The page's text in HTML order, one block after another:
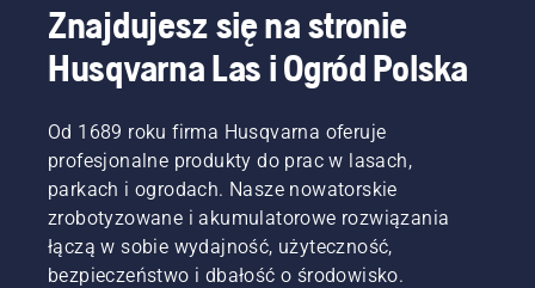
Znajdujesz się na stronie
Husqvarna Las i Ogród Polska
Od 1689 roku firma Husqvarna oferuje
profesjonalne produkty do prac w lasach,
parkach i ogrodach. Nasze nowatorskie
zrobotyzowane i akumulatorowe rozwiązania
łączą w sobie wydajność, użyteczność,
bezpieczeństwo i dbałość o środowisko.